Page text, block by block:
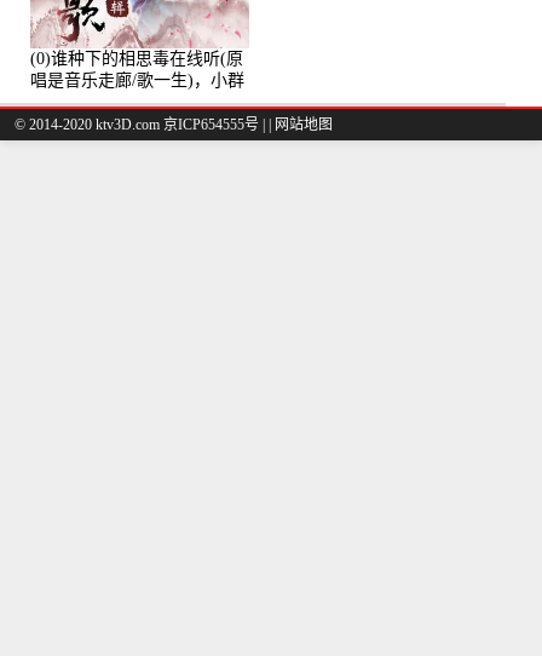
(0)谁种下的相思毒在线听(原
唱是音乐走廊/歌一生)，小群
演唱点播:8975次
© 2014-2020 ktv3D.com 京ICP654555号 | 网站地图